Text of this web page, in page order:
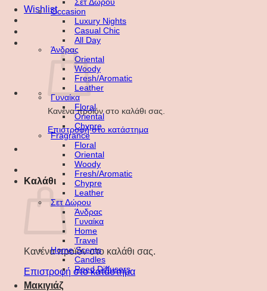
Wishlist
Κανένα προϊόν στο καλάθι σας.
Επιστροφή στο κατάστημα
Καλάθι
Κανένα προϊόν στο καλάθι σας.
Επιστροφή στο κατάστημα
Occasion
Luxury Nights
Casual Chic
All Day
Άνδρας
Oriental
Woody
Fresh/Aromatic
Leather
Γυναίκα
Floral
Oriental
Chypre
Fragrance
Floral
Oriental
Woody
Fresh/Aromatic
Chypre
Leather
Σετ Δώρου
Άνδρας
Γυναίκα
Home
Travel
Home Scents
Candles
Reed Diffusers
Μακιγιάζ